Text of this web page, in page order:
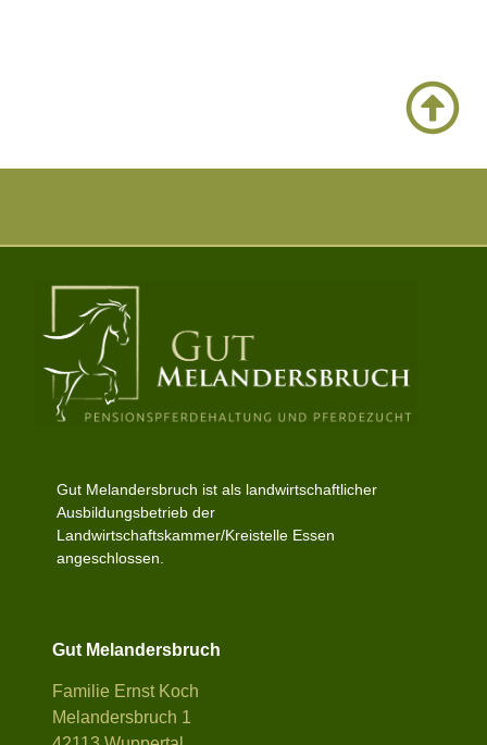
Gut Melandersbruch ist als landwirtschaftlicher
Ausbildungsbetrieb der
Landwirtschaftskammer/Kreistelle Essen
angeschlossen.
Gut Melandersbruch
Familie Ernst Koch
Melandersbruch 1